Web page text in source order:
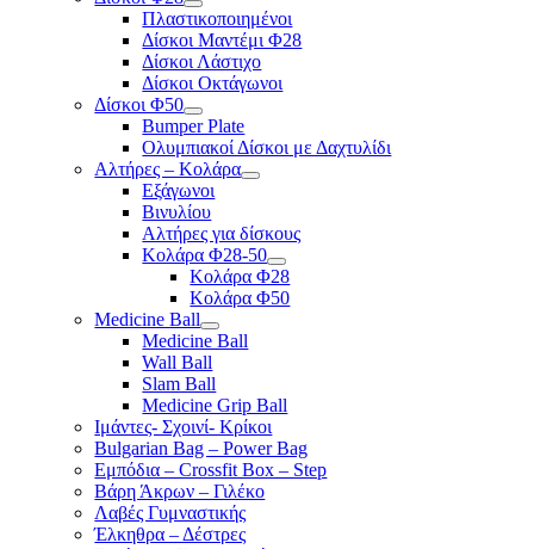
Πλαστικοποιημένοι
Δίσκοι Μαντέμι Φ28
Δίσκοι Λάστιχο
Δίσκοι Οκτάγωνοι
Δίσκοι Φ50
Bumper Plate
Ολυμπιακοί Δίσκοι με Δαχτυλίδι
Αλτήρες – Κολάρα
Εξάγωνοι
Βινυλίου
Αλτήρες για δίσκους
Κολάρα Φ28-50
Κολάρα Φ28
Κολάρα Φ50
Medicine Ball
Medicine Ball
Wall Ball
Slam Ball
Medicine Grip Ball
Ιμάντες- Σχοινί- Κρίκοι
Bulgarian Bag – Power Bag
Εμπόδια – Crossfit Box – Step
Βάρη Άκρων – Γιλέκο
Λαβές Γυμναστικής
Έλκηθρα – Δέστρες